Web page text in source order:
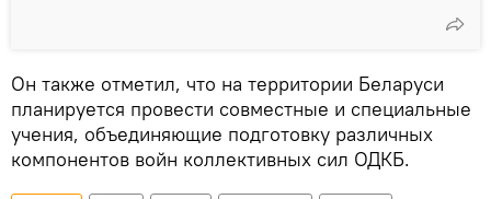
Он также отметил, что на территории Беларуси
планируется провести совместные и специальные
учения, объединяющие подготовку различных
компонентов войн коллективных сил ОДКБ.